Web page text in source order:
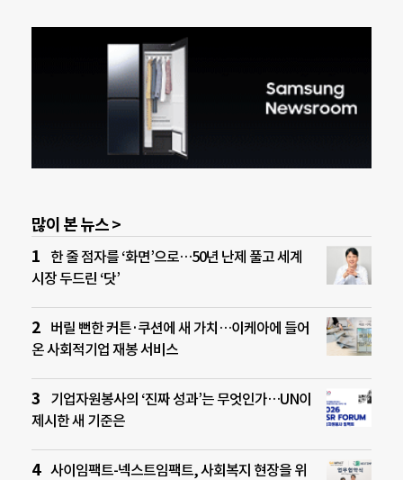
많이 본 뉴스 >
한 줄 점자를 ‘화면’으로…50년 난제 풀고 세계
시장 두드린 ‘닷’
버릴 뻔한 커튼·쿠션에 새 가치…이케아에 들어
온 사회적기업 재봉 서비스
기업자원봉사의 ‘진짜 성과’는 무엇인가…UN이
제시한 새 기준은
사이임팩트-넥스트임팩트, 사회복지 현장을 위